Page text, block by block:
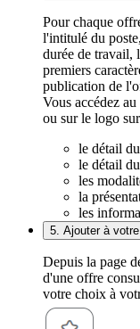
Pour chaque
l'intitulé du
durée de travail,
premiers
publication de
Vous accédez
ou sur le logo
le détail
le détail
les
la
les
5. Ajouter à
Depuis la page
d'une offre
votre choix à